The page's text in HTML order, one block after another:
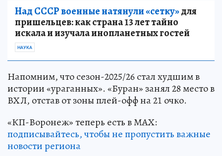
Над СССР военные натянули «сетку»для
пришельцев: как страна 13 лет тайно
искала и изучала инопланетных гостей
НАУКА
Напомним, что сезон-2025/26 стал худшим в
истории «ураганных». «Буран» занял 28 место в
ВХЛ, отстав от зоны плей-офф на 21 очко.
«КП-Воронеж» теперь есть в МАХ:
подписывайтесь, чтобы не пропустить важные
новости региона